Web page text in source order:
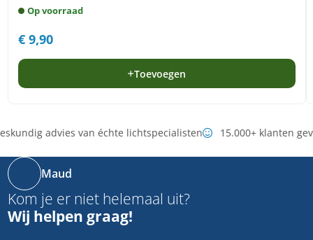
Op voorraad
€9,90
Toevoegen
advies van échte lichtspecialisten 15.000+ klanten
Maud
Kom je er niet helemaal uit?
Wij helpen graag!